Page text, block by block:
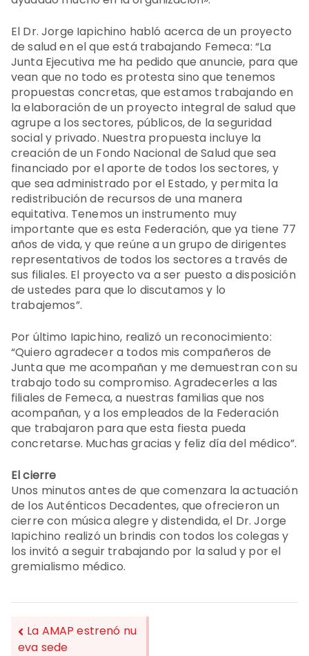
El Dr. Jorge Iapichino habló acerca de un proyecto
de salud en el que está trabajando Femeca: “La
Junta Ejecutiva me ha pedido que anuncie, para que
vean que no todo es protesta sino que tenemos
propuestas concretas, que estamos trabajando en
la elaboración de un proyecto integral de salud que
agrupe a los sectores, públicos, de la seguridad
social y privado. Nuestra propuesta incluye la
creación de un Fondo Nacional de Salud que sea
financiado por el aporte de todos los sectores, y
que sea administrado por el Estado, y permita la
redistribución de recursos de una manera
equitativa. Tenemos un instrumento muy
importante que es esta Federación, que ya tiene 77
años de vida, y que reúne a un grupo de dirigentes
representativos de todos los sectores a través de
sus filiales. El proyecto va a ser puesto a disposición
de ustedes para que lo discutamos y lo
trabajemos”.
Por último Iapichino, realizó un reconocimiento:
“Quiero agradecer a todos mis compañeros de
Junta que me acompañan y me demuestran con su
trabajo todo su compromiso. Agradecerles a las
filiales de Femeca, a nuestras familias que nos
acompañan, y a los empleados de la Federación
que trabajaron para que esta fiesta pueda
concretarse. Muchas gracias y feliz día del médico”.
El cierre
Unos minutos antes de que comenzara la actuación
de los Auténticos Decadentes, que ofrecieron un
cierre con música alegre y distendida, el Dr. Jorge
Iapichino realizó un brindis con todos los colegas y
los invitó a seguir trabajando por la salud y por el
gremialismo médico.
La AMAP estrenó nu
eva sede